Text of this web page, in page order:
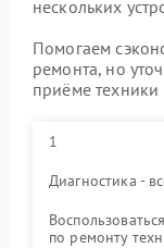
нескольких
Помогаем
ремонта, но
приёме техники
1
Диагностика -
по ремонту